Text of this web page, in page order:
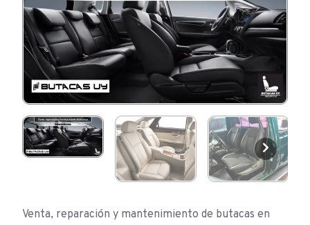
Venta, reparación y mantenimiento de butacas en